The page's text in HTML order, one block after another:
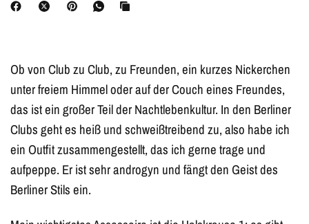
Ob von Club zu Club, zu Freunden, ein kurzes Nickerchen
unter freiem Himmel oder auf der Couch eines Freundes,
das ist ein großer Teil der Nachtlebenkultur. In den Berliner
Clubs geht es heiß und schweißtreibend zu, also habe ich
ein Outfit zusammengestellt, das ich gerne trage und
aufpeppe. Er ist sehr androgyn und fängt den Geist des
Berliner Stils ein.